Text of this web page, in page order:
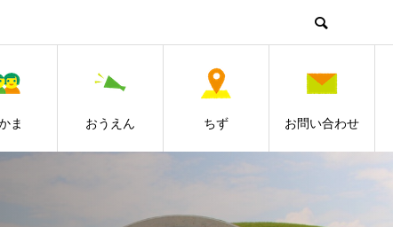
ま おうえん ちず お問い合わせ